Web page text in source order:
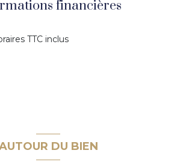
financières
TTC inclus
DU BIEN